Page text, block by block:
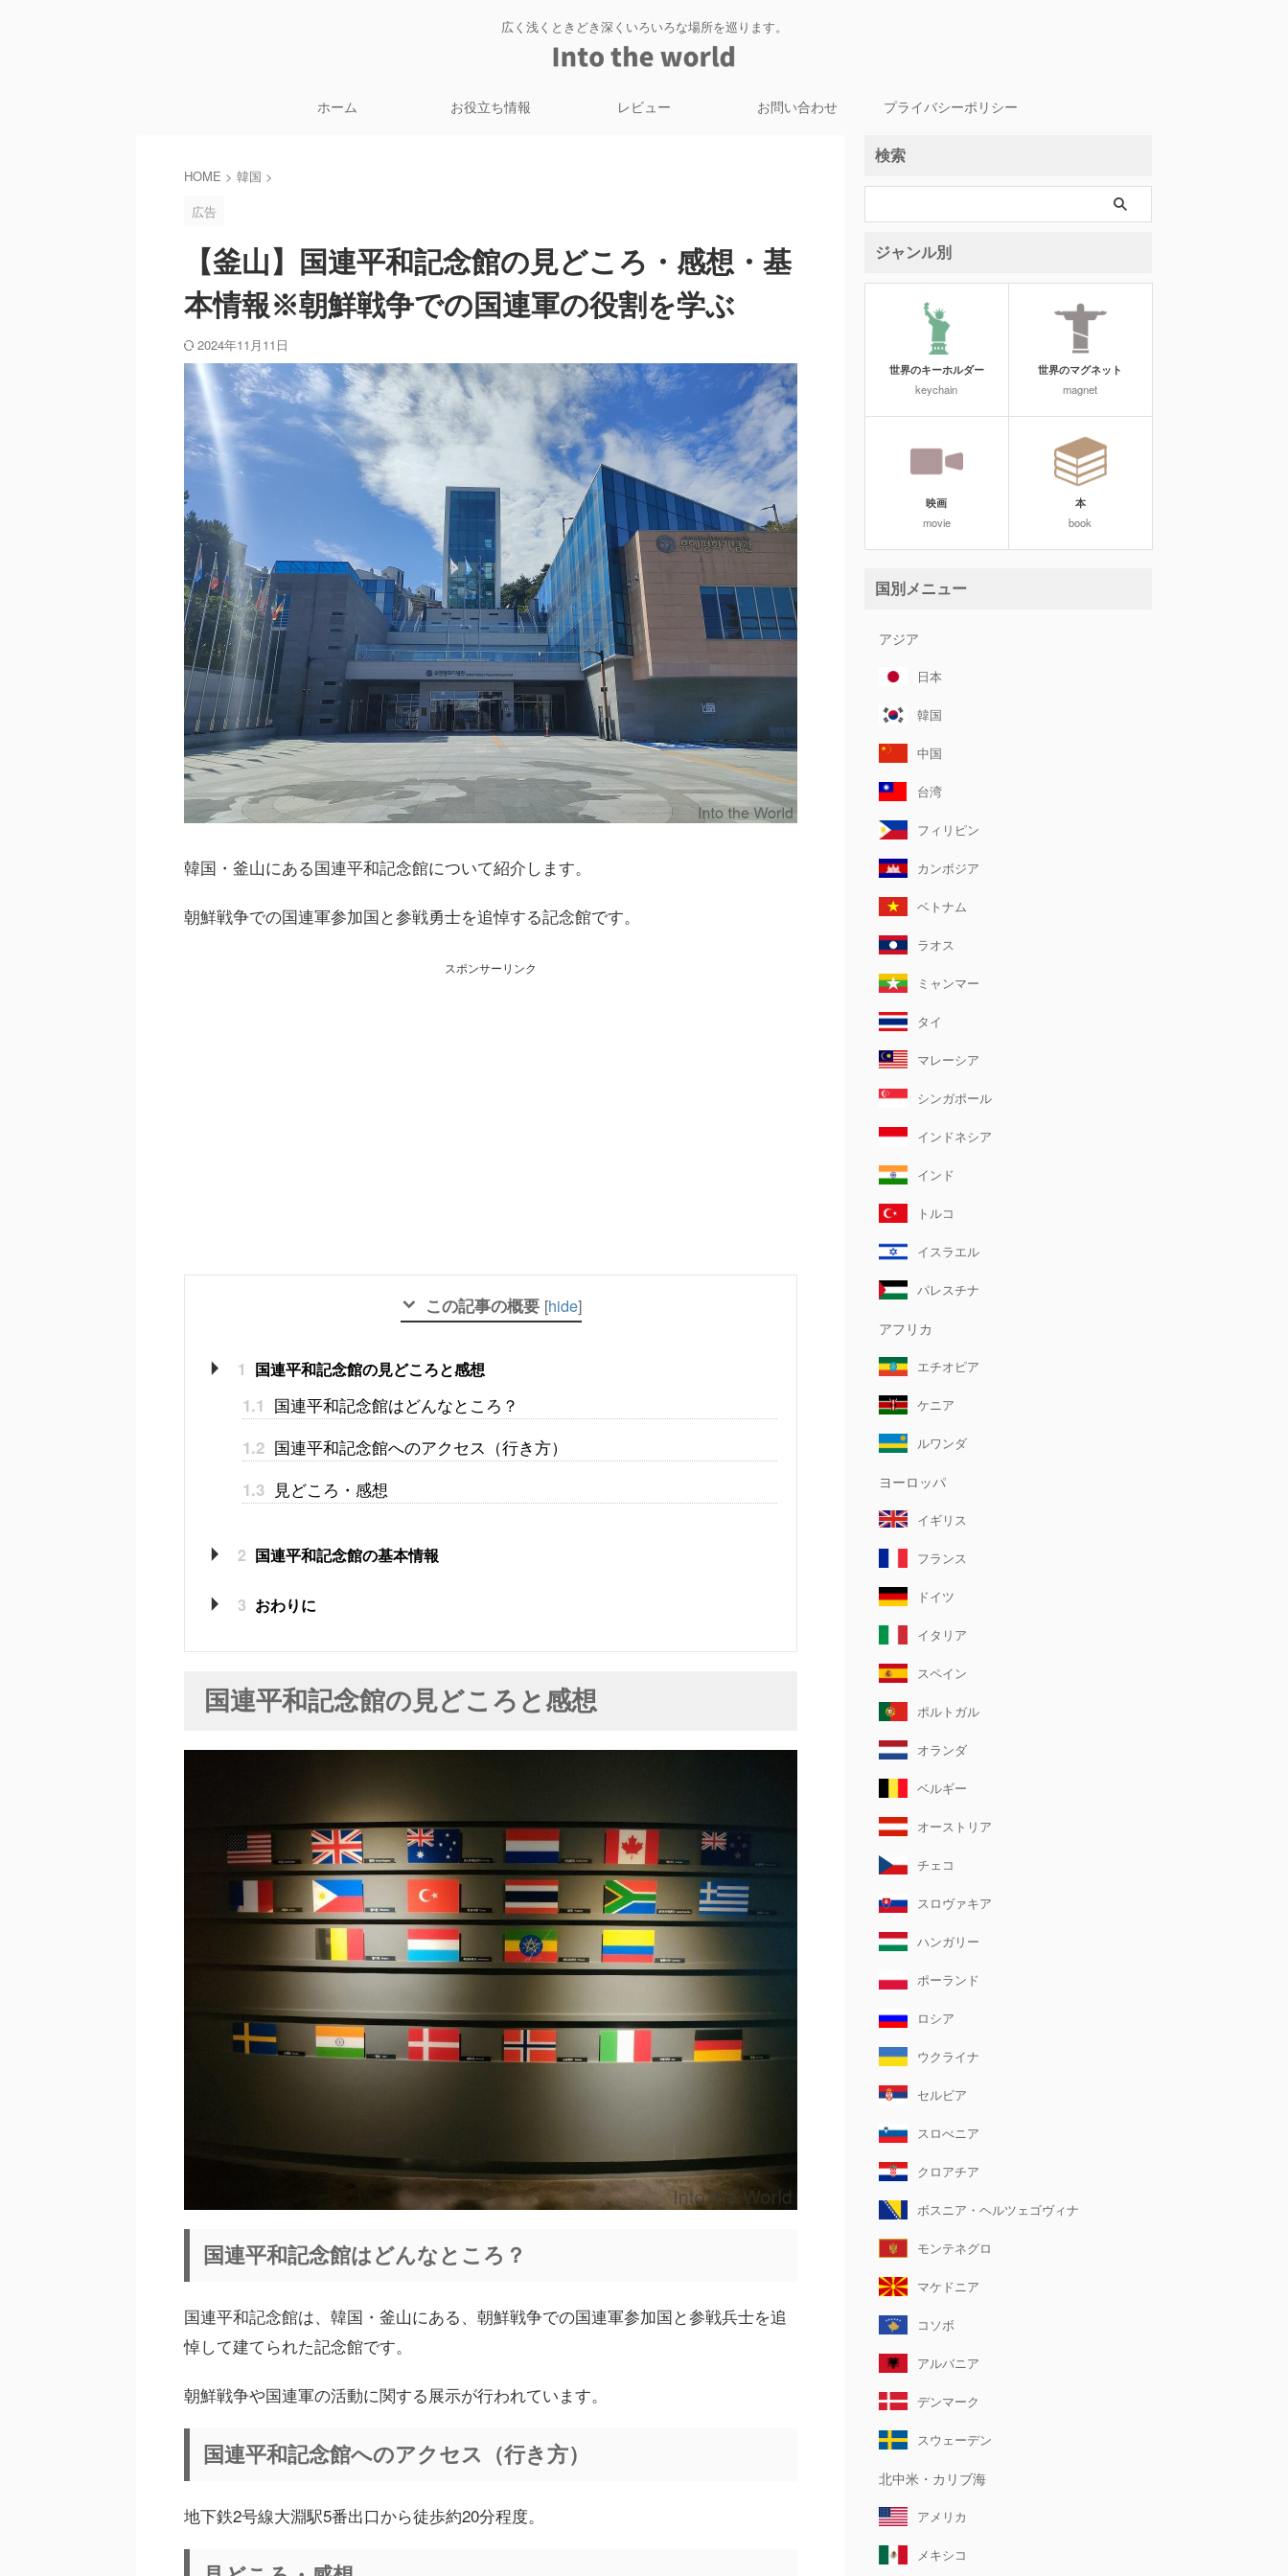
広く浅くときどき深くいろいろな場所を巡ります。
ホーム お役立ち情報 レビュー お問い合わせ プライバシーポリシー
HOME > 韓国 >
広告
【釜山】国連平和記念館の見どころ・感想・基
本情報※朝鮮戦争での国連軍の役割を学ぶ
2024年11月11日
韓国・釜山にある国連平和記念館について紹介します。
朝鮮戦争での国連軍参加国と参戦勇士を追悼する記念館です。
スポンサーリンク
この記事の概要 [hide]
1 国連平和記念館の見どころと感想
1.1 国連平和記念館はどんなところ？
1.2 国連平和記念館へのアクセス（行き方）
1.3 見どころ・感想
2 国連平和記念館の基本情報
3 おわりに
国連平和記念館の見どころと感想
国連平和記念館はどんなところ？
国連平和記念館は、韓国・釜山にある、朝鮮戦争での国連軍参加国と参戦兵士を追
悼して建てられた記念館です。
朝鮮戦争や国連軍の活動に関する展示が行われています。
国連平和記念館へのアクセス（行き方）
地下鉄2号線大淵駅5番出口から徒歩約20分程度。
検索
ジャンル別
世界のキーホルダー
keychain
世界のマグネット
magnet
映画
movie
本
book
国別メニュー
アジア
日本
韓国
中国
台湾
フィリピン
カンボジア
ベトナム
ラオス
ミャンマー
タイ
マレーシア
シンガポール
インドネシア
インド
トルコ
イスラエル
パレスチナ
アフリカ
エチオピア
ケニア
ルワンダ
ヨーロッパ
イギリス
フランス
ドイツ
イタリア
スペイン
ポルトガル
オランダ
ベルギー
オーストリア
チェコ
スロヴァキア
ハンガリー
ポーランド
ロシア
ウクライナ
セルビア
スロべニア
クロアチア
ボスニア・ヘルツェゴヴィナ
モンテネグロ
マケドニア
コソボ
アルバニア
デンマーク
スウェーデン
北中米・カリブ海
アメリカ
メキシコ